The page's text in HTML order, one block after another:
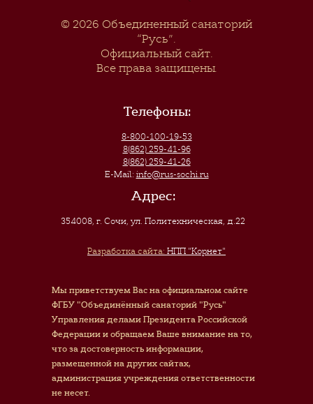
© 2026 Объединенный санаторий
“Русь”.
Официальный сайт.
Все права защищены.
Телефоны:
8-800-100-19-53
8(862) 259-41-96
8(862) 259-41-26
E-Mail: info@rus-sochi.ru
Адрес:
354008, г. Сочи,ул. Политехническая, д.22
Разработка сайта: НПП "Корнет"
Мы приветствуем Вас на официальном сайте
ФГБУ "Объединённый санаторий "Русь"
Управления делами Президента Российской
Федерации и обращаем Ваше внимание на то,
что за достоверность информации,
размещенной на других сайтах,
администрация учреждения ответственности
не несет.